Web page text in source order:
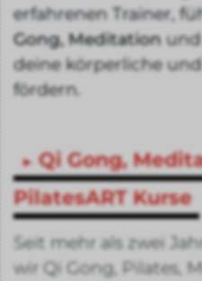
erfahrenen Trainer,
Gong, Meditation und
deine körperliche
fördern.
Qi Gong,
PilatesART Kurse
Seit mehr als zwei
wir Qi Gong, Pilates,